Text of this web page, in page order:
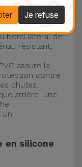
!
liquide
bord latéral de
résistant,
assure la
contre
chutes.
arrière, une
un
en silicone
Je refuse